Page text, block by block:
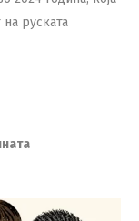
руската